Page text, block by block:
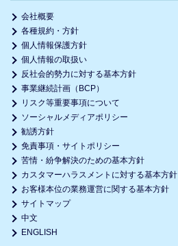
会社概要
各種規約・方針
個人情報保護方針
個人情報の取扱い
反社会的勢力に対する基本方針
事業継続計画（BCP）
リスク等重要事項について
ソーシャルメディアポリシー
勧誘方針
免責事項・サイトポリシー
苦情・紛争解決のための基本方針
カスタマーハラスメントに対する基本方針
お客様本位の業務運営に関する基本方針
サイトマップ
中文
ENGLISH